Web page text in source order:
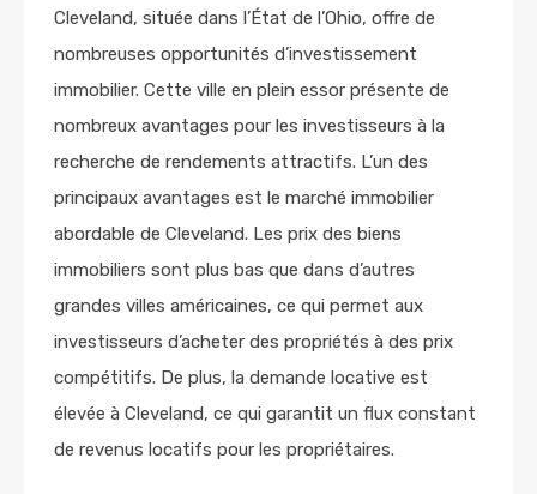
Cleveland, située dans l’État de l’Ohio, offre de
nombreuses opportunités d’investissement
immobilier. Cette ville en plein essor présente de
nombreux avantages pour les investisseurs à la
recherche de rendements attractifs. L’un des
principaux avantages est le marché immobilier
abordable de Cleveland. Les prix des biens
immobiliers sont plus bas que dans d’autres
grandes villes américaines, ce qui permet aux
investisseurs d’acheter des propriétés à des prix
compétitifs. De plus, la demande locative est
élevée à Cleveland, ce qui garantit un flux constant
de revenus locatifs pour les propriétaires.